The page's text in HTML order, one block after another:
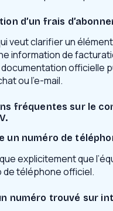
d’un frais
veut clarifier un
information de
officielle
ou l’e-mail.
fréquentes sur le
un numéro de
explicitement que
de téléphone officiel.
numéro trouvé sur